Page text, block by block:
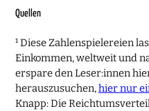
Quellen
¹ Diese Zahlenspielereien
Einkommen, weltweit und
erspare den Leser:innen
herauszusuchen,hier nur
Knapp: Die